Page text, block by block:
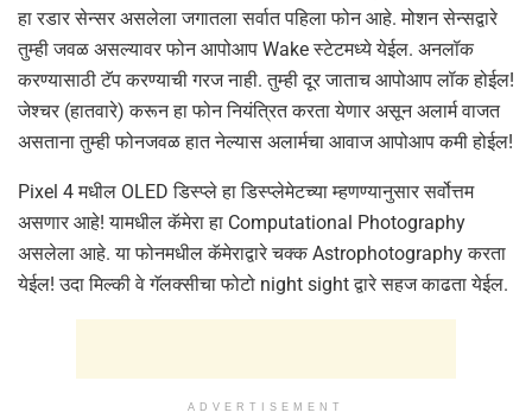
हा रडार सेन्सर असलेला जगातला सर्वात पहिला फोन आहे. मोशन सेन्सद्वारे
तुम्ही जवळ असल्यावर फोन आपोआप Wake स्टेटमध्ये येईल. अनलॉक
करण्यासाठी टॅप करण्याची गरज नाही. तुम्ही दूर जाताच आपोआप लॉक होईल!
जेश्चर (हातवारे) करून हा फोन नियंत्रित करता येणार असून अलार्म वाजत
असताना तुम्ही फोनजवळ हात नेल्यास अलार्मचा आवाज आपोआप कमी होईल!
Pixel 4 मधील OLED डिस्प्ले हा डिस्प्लेमेटच्या म्हणण्यानुसार सर्वोत्तम
असणार आहे! यामधील कॅमेरा हा Computational Photography
असलेला आहे. या फोनमधील कॅमेराद्वारे चक्क Astrophotography करता
येईल! उदा मिल्की वे गॅलक्सीचा फोटो night sight द्वारे सहज काढता येईल.
ADVERTISEMENT